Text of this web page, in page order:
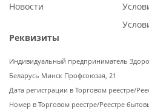
Новости
Реквизиты
Индивидуальный предприниматель
Беларусь Минск Профсоюзая, 21
Дата регистрации в Торговом реестре/
Номер в Торговом реестре/Реестре